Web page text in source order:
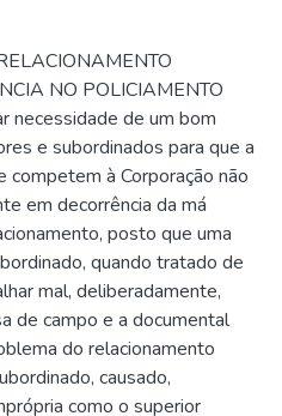
NO POLICIAMENTO
necessidade de um bom
e subordinados para que a
competem à Corporação não
em decorrência da má
posto que uma
quando tratado de
mal, deliberadamente,
de campo e a documental
do relacionamento
causado,
como o superior